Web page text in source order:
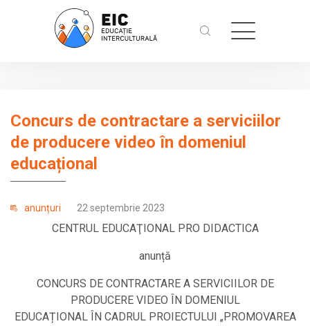
Concurs de contractare a serviciilor
de producere video în domeniul
educațional
anunțuri 22 septembrie 2023
CENTRUL EDUCAŢIONAL PRO DIDACTICA
anunță
CONCURS DE CONTRACTARE A SERVICIILOR DE
PRODUCERE VIDEO ÎN DOMENIUL
EDUCAȚIONAL ÎN CADRUL PROIECTULUI „PROMOVAREA